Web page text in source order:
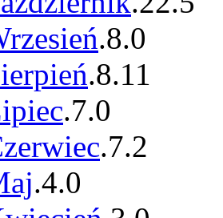
.8.0
.8.11
.7.0
.7.2
.4.0